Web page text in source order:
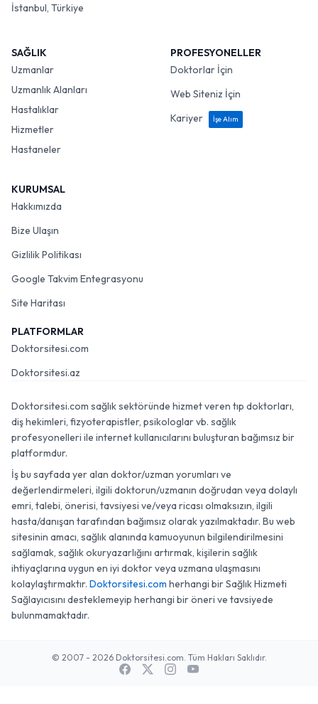
İstanbul, Türkiye
SAĞLIK
Uzmanlar
Uzmanlık Alanları
Hastalıklar
Hizmetler
Hastaneler
PROFESYONELLER
Doktorlar İçin
Web Siteniz İçin
Kariyer
İşe Alım
KURUMSAL
Hakkımızda
Bize Ulaşın
Gizlilik Politikası
Google Takvim Entegrasyonu
Site Haritası
PLATFORMLAR
Doktorsitesi.com
Doktorsitesi.az
Doktorsitesi.com sağlık sektöründe hizmet veren tıp doktorları,
diş hekimleri, fizyoterapistler, psikologlar vb. sağlık
profesyonelleri ile internet kullanıcılarını buluşturan bağımsız bir
platformdur.
İş bu sayfada yer alan doktor/uzman yorumları ve
değerlendirmeleri, ilgili doktorun/uzmanın doğrudan veya dolaylı
emri, talebi, önerisi, tavsiyesi ve/veya ricası olmaksızın, ilgili
hasta/danışan tarafından bağımsız olarak yazılmaktadır. Bu web
sitesinin amacı, sağlık alanında kamuoyunun bilgilendirilmesini
sağlamak, sağlık okuryazarlığını artırmak, kişilerin sağlık
ihtiyaçlarına uygun en iyi doktor veya uzmana ulaşmasını
kolaylaştırmaktır. Doktorsitesi.com herhangi bir Sağlık Hizmeti
Sağlayıcısını desteklemeyip herhangi bir öneri ve tavsiyede
bulunmamaktadır.
© 2007 - 2026 Doktorsitesi.com. Tüm Hakları Saklıdır.